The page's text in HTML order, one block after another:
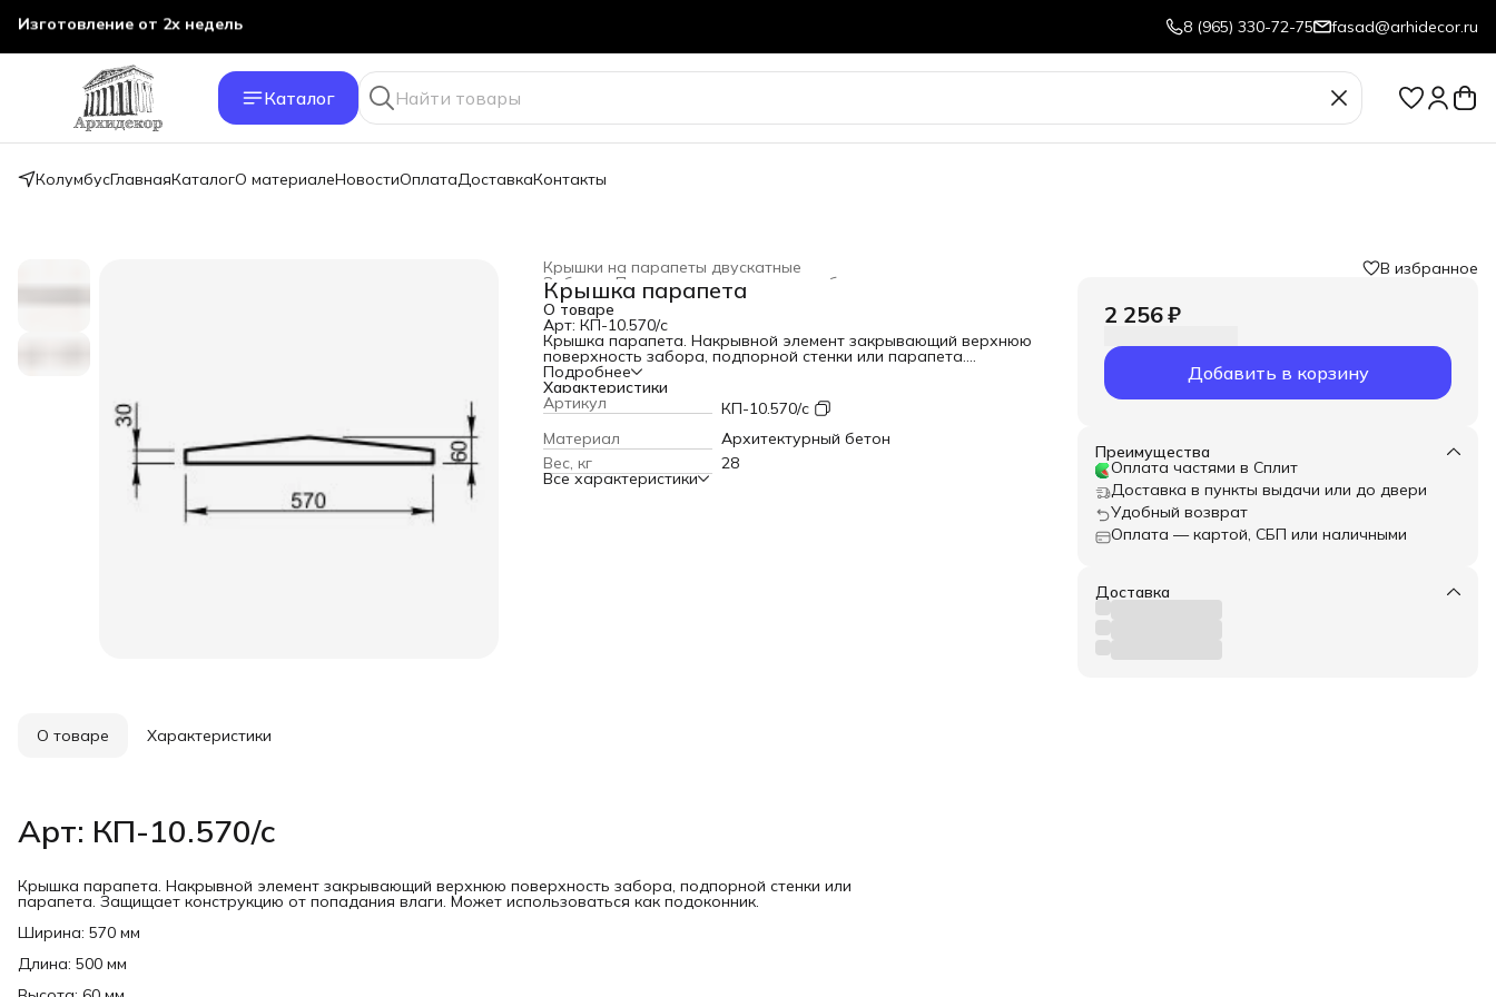
Изготовление от 2х недель 8 (965) 330-72-75 fasad@arhidecor.ru
Каталог
КолумбусГлавнаяКаталогО материалеНовостиОплатаДоставкаКонтакты
Крышки на парапеты двускатные
Парапетные крышки для забора
Забор
Весь архитектурный декор
Главная ›
Крышка парапета
О товаре
Арт: КП-10.570/с
Крышка парапета. Накрывной элемент закрывающий верхнюю
поверхность забора, подпорной стенки или парапета.
Защищает конструкцию от попадания влаги. Может
использоваться как подоконник.
Ширина: 570 мм
Длина: 500 мм
Высота: 60 мм
Вес: 28 кг
Варианты цвета
Подробнее
Характеристики
Артикул
КП-10.570/с
Материал
Архитектурный бетон
Вес, кг
28
Все характеристики
В избранное
2 256 ₽
Добавить в корзину
Преимущества
Оплата частями в Сплит
Доставка в пункты выдачи или до двери
Удобный возврат
Оплата — картой, СБП или наличными
Доставка
О товаре Характеристики
Арт: КП-10.570/с
Крышка парапета. Накрывной элемент закрывающий верхнюю поверхность забора, подпорной стенки или
парапета. Защищает конструкцию от попадания влаги. Может использоваться как подоконник.
Ширина: 570 мм
Длина: 500 мм